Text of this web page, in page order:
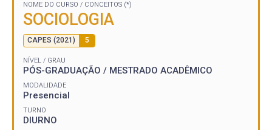
NOME DO CURSO / CONCEITOS (*)
SOCIOLOGIA
CAPES (2021) 5
NÍVEL / GRAU
PÓS-GRADUAÇÃO / MESTRADO ACADÊMICO
MODALIDADE
Presencial
TURNO
DIURNO